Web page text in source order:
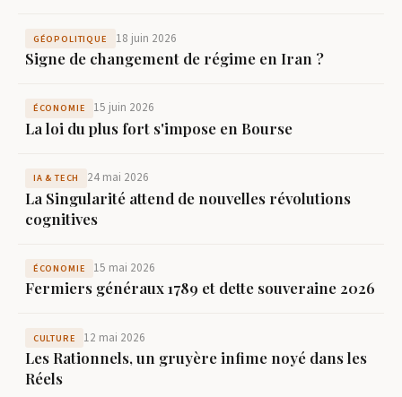
Signe de changement de régime en Iran ?
GÉOPOLITIQUE 18 juin 2026
La loi du plus fort s'impose en Bourse
ÉCONOMIE 15 juin 2026
La Singularité attend de nouvelles révolutions
cognitives
IA & TECH 24 mai 2026
Fermiers généraux 1789 et dette souveraine 2026
ÉCONOMIE 15 mai 2026
Les Rationnels, un gruyère infime noyé dans les
Réels
CULTURE 12 mai 2026